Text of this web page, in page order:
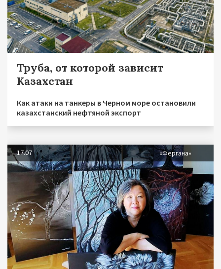
Труба, от которой зависит
Казахстан
Как атаки на танкеры в Черном море остановили
казахстанский нефтяной экспорт
17.07 «Фергана»